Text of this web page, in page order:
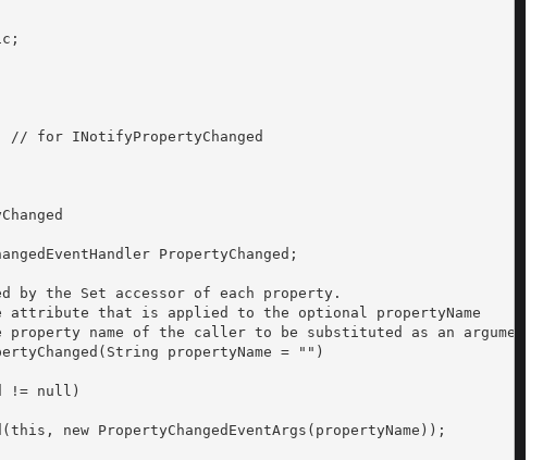
// for INotifyPropertyChanged
PropertyChanged;
by the Set accessor of each property.
attribute that is applied to the optional propertyName
property name of the caller to be substituted as an argument.
propertyName = "")
!= null)
new PropertyChangedEventArgs(propertyName));